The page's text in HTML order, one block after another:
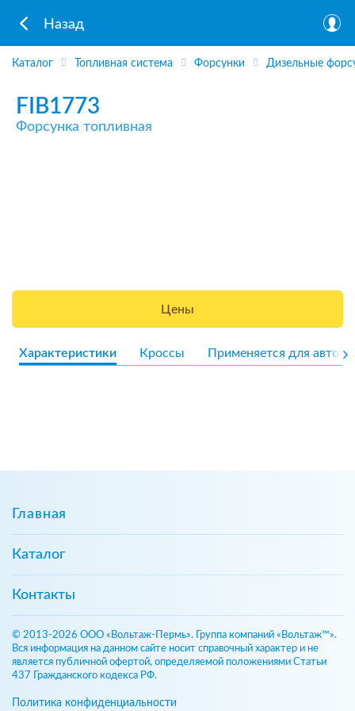
Назад
Каталог Топливная система Форсунки Дизельные
FIB1773
Форсунка топливная
Цены
Характеристики Кроссы Применяется для авто
Главная
Каталог
Контакты
© 2013-2026 ООО «Вольтаж-Пермь». Группа компаний «Вольтаж™».
Вся информация на данном сайте носит справочный характер и не
является публичной офертой, определяемой положениями Статьи
437 Гражданского кодекса РФ.
Политика конфиденциальности